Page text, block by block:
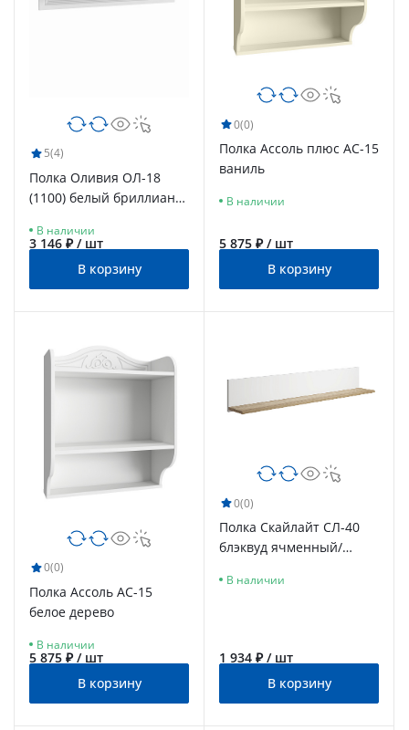
5(4)
Полка Оливия ОЛ-18
(1100) белый бриллиант/
В наличии
3 146 ₽ / шт
В корзину
0(0)
Полка Ассоль плюс АС-15
ваниль
В наличии
5 875 ₽ / шт
В корзину
0(0)
Полка Ассоль АС-15
белое дерево
В наличии
5 875 ₽ / шт
В корзину
0(0)
Полка Скайлайт СЛ-40
блэквуд ячменный/
В наличии
1 934 ₽ / шт
В корзину